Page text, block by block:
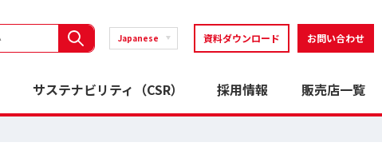
Japanese 資料ダウンロード お問い合わせ
サステナビリティ（CSR） 採用情報 販売店一覧